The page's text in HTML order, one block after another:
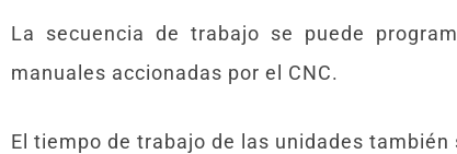
La secuencia de trabajo se puede
manuales accionadas por el CNC.
El tiempo de trabajo de las unidades